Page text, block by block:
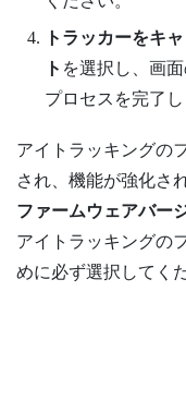
トラッカーをキ
ト を選択し、画
プロセスを完了し
アイトラッキングの
され、機能が強化さ
ファームウェアバー
アイトラッキングの
めに必ず選択してく